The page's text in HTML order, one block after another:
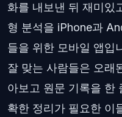
화를 내보낸 뒤 재미있
형 분석을 iPhone과
들을 위한 모바일 앱입
잘 맞는 사람들은 오래
아보고 원문 기록을 한
확한 정리가 필요한 이